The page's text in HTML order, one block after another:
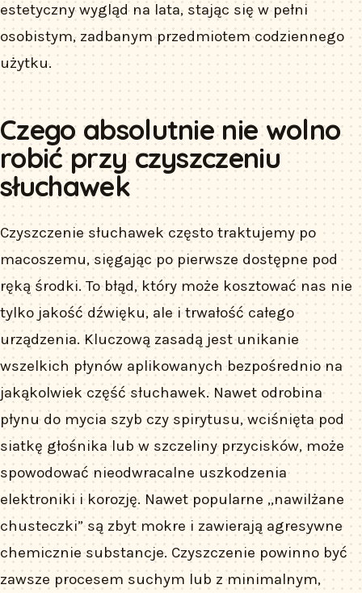
estetyczny wygląd na lata, stając się w pełni
osobistym, zadbanym przedmiotem codziennego
użytku.
Czego absolutnie nie wolno
robić przy czyszczeniu
słuchawek
Czyszczenie słuchawek często traktujemy po
macoszemu, sięgając po pierwsze dostępne pod
ręką środki. To błąd, który może kosztować nas nie
tylko jakość dźwięku, ale i trwałość całego
urządzenia. Kluczową zasadą jest unikanie
wszelkich płynów aplikowanych bezpośrednio na
jakąkolwiek część słuchawek. Nawet odrobina
płynu do mycia szyb czy spirytusu, wciśnięta pod
siatkę głośnika lub w szczeliny przycisków, może
spowodować nieodwracalne uszkodzenia
elektroniki i korozję. Nawet popularne „nawilżane
chusteczki” są zbyt mokre i zawierają agresywne
chemicznie substancje. Czyszczenie powinno być
zawsze procesem suchym lub z minimalnym,